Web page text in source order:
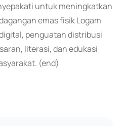
untuk meningkatkan
emas fisik Logam
penguatan distribusi
literasi, dan edukasi
(end)